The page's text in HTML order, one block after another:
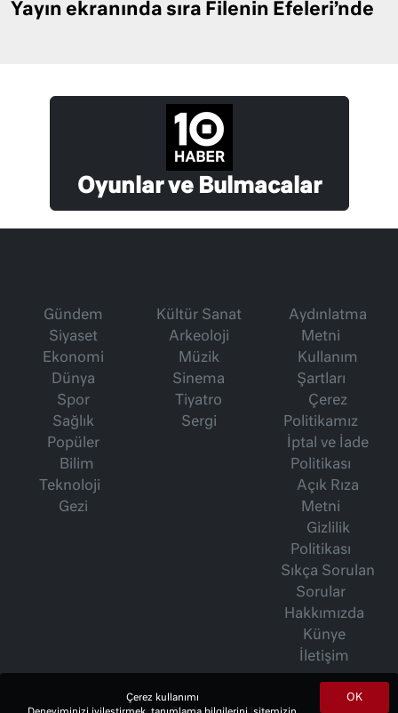
Yayın ekranında sıra Filenin Efeleri’nde
Oyunlar ve Bulmacalar
Gündem
Siyaset
Ekonomi
Dünya
Spor
Sağlık
Popüler
Bilim
Teknoloji
Gezi
Kültür Sanat
Arkeoloji
Müzik
Sinema
Tiyatro
Sergi
Aydınlatma
Metni
Kullanım
Şartları
Çerez
Politikamız
İptal ve İade
Politikası
Açık Rıza
Metni
Gizlilik
Politikası
Sıkça Sorulan
Sorular
Hakkımızda
Künye
İletişim
OK
Çerez kullanımı